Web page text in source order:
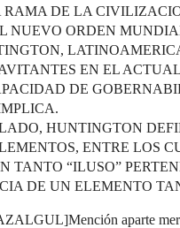
RAMA DE LA
NUEVO ORDEN
EN EL
DE
HUNTINGTON
ENTRE LOS
TANTO “ILUSO”
DE UN ELEMENTO
aparte